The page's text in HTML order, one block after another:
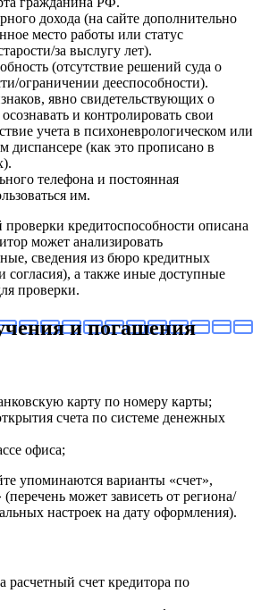
дохода (на сайте дополнительно
место работы или статус
за выслугу лет).
(отсутствие решений суда о
ограничении дееспособности).
явно свидетельствующих о
и контролировать свои
учета в психоневрологическом или
диспансере (как это прописано в
телефона и постоянная
им.
кредитоспособности описана
может анализировать
сведения из бюро кредитных
согласия), а также иные доступные
проверки.
и погашения
карту по номеру карты;
счета по системе денежных
офиса;
упоминаются варианты «счет»,
может зависеть от региона/
настроек на дату оформления).
расчетный счет кредитора по